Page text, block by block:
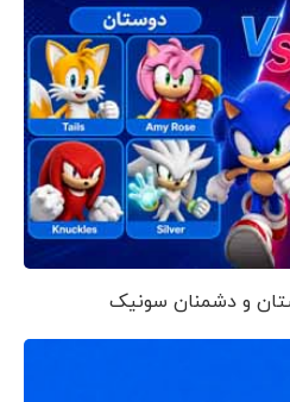
و دشمنان سونیک